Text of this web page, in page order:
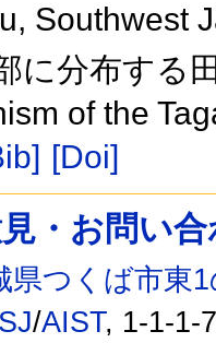
Southwest
に分布する
of the
[Doi]
・お問い
県つくば市東
/AIST, 1-1-1-